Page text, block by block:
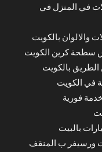
في المنزل في
والالوان بالكويت
سطحة كرين الكويت
بالكويت
الكويت
بالبيت
ورسيفر ب المنقف